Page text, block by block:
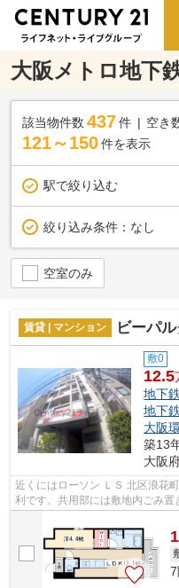
大阪メトロ地下
該当物件数 437件 空き
121～150件を表示
駅で絞り込む
絞り込み条件： なし
空室のみ
賃貸 | マンション ビーパ
敷0
12.5
地下
地下
大阪
築13
大阪
近くにはローソン ＬＳ 北区浪花
利です。共用部には敷地内ごみ